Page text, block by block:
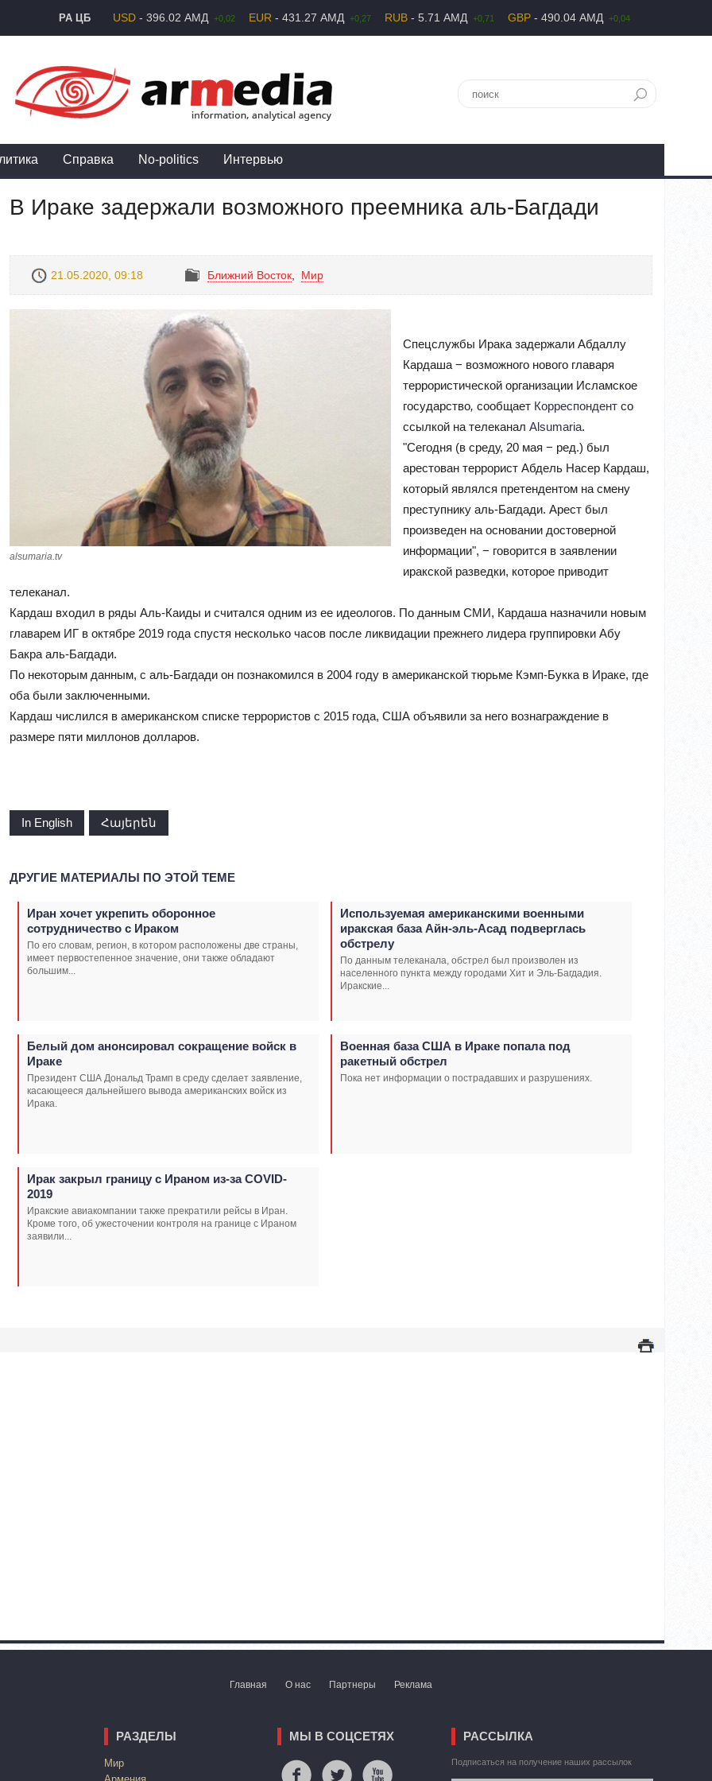
РА ЦБ USD - 396.02 АМД +0,02 EUR - 431.27 АМД +0,27 RUB - 5.71 АМД +0,71 GBP - 490.04 АМД +0,04
Справка No-politics Интервью
В Ираке задержали возможного преемника аль-Багдади
21.05.2020, 09:18 Ближний Восток Mир
alsumaria.tv
Спецслужбы Ирака задержали Абдаллу
Кардаша − возможного нового главаря
террористической организации Исламское
государство, сообщает Корреспондент со
ссылкой на телеканал Alsumaria.
"Сегодня (в среду, 20 мая − ред.) был
арестован террорист Абдель Насер Кардаш,
который являлся претендентом на смену
преступнику аль-Багдади. Арест был
произведен на основании достоверной
информации", − говорится в заявлении
иракской разведки, которое приводит
телеканал.
Кардаш входил в ряды Аль-Каиды и считался одним из ее идеологов. По данным СМИ, Кардаша назначили новым
главарем ИГ в октябре 2019 года спустя несколько часов после ликвидации прежнего лидера группировки Абу
Бакра аль-Багдади.
По некоторым данным, с аль-Багдади он познакомился в 2004 году в американской тюрьме Кэмп-Букка в Ираке, где
оба были заключенными.
Кардаш числился в американском списке террористов с 2015 года, США объявили за него вознаграждение в
размере пяти миллонов долларов.
In English Հայերեն
ДРУГИЕ МАТЕРИАЛЫ ПО ЭТОЙ ТЕМЕ
Иран хочет укрепить оборонное
сотрудничество с Ираком
По его словам, регион, в котором расположены две страны,
имеет первостепенное значение, они также обладают
большим...
Используемая американскими военными
иракская база Айн-эль-Асад подверглась
обстрелу
По данным телеканала, обстрел был произволен из
населенного пункта между городами Хит и Эль-Багдадия.
Иракские...
Белый дом анонсировал сокращение войск в
Ираке
Президент США Дональд Трамп в среду сделает заявление,
касающееся дальнейшего вывода американских войск из
Ирака.
Военная база США в Ираке попала под
ракетный обстрел
Пока нет информации о пострадавших и разрушениях.
Ирак закрыл границу с Ираном из-за COVID-
2019
Иракские авиакомпании также прекратили рейсы в Иран.
Кроме того, об ужесточении контроля на границе с Ираном
заявили...
Главная О нас Партнеры Реклама
РАЗДЕЛЫ
Mир
МЫ В СОЦСЕТЯХ РАССЫЛКА
Подписаться на получение наших рассылок